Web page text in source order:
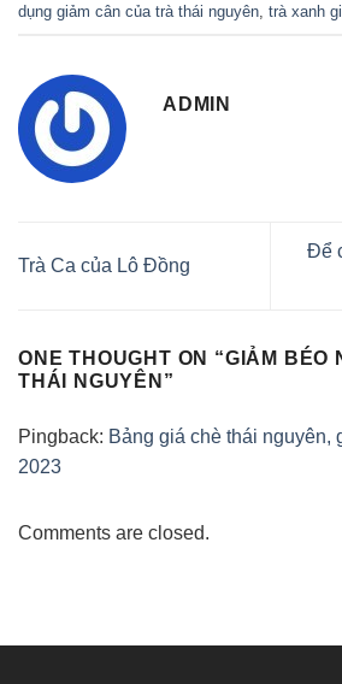
dụng giảm cân của trà thái nguyên trà xanh
ADMIN
Trà Ca của Lô Đồng
Để
ONE THOUGHT ON “GIẢM BÉO
THÁI NGUYÊN ”
Pingback: Bảng giá chè thái nguyên,
2023
Comments are closed.